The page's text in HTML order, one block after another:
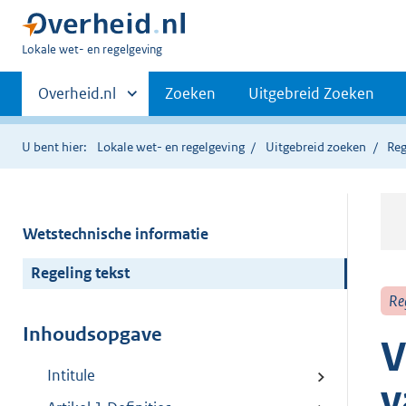
U
hier:
Lokale wet- en regelgeving
Primaire
navigatie
Andere
sites
binnen
Overheid.nl Zoeken Uitgebreid Zoeken
U bent hier: Lokale wet- en regelgeving Uitgebreid zoeken
Wetstechnische informatie
Regeling tekst
Inhoudsopgave
Intitule